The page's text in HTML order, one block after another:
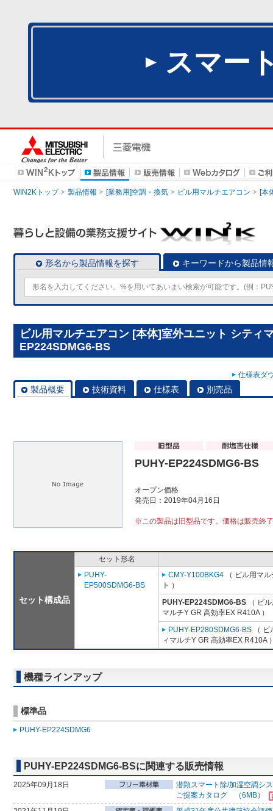
スマー
WIN2Kトップ 製品情報 [業務用]空調・換気 ビル用マルチエアコン [本
形名から製品情報を探す キーワードから製品情
ビル用マルチエアコン [本体]室外ユニット シティ
EP224SDMG6-BS
仕様表ダ
製品概要 技術資料 仕様表 別売品
PUHY-EP224SDMG6-BS
オープン価格
発売日：2019年04月16日
※この製品は旧型品です。価格は販売終
セット構成品
セット形名
PUHY-
EP500SDMG6-BS
CMY-Y100BKG4 （ ビル用マ
ト ）
PUHY-EP224SDMG6-BS （ ビ
マルチY GR 高効率EX R410A ）
PUHY-EP280SDMG6-BS （
ィマルチY GR 高効率EX R410A
機種ラインアップ
標準品
PUHY-EP224SDMG6
PUHY-EP224SDMG6-BSに関連する販売情報
2025年09月18日
潜顕スマート除/加湿空調シ
ご提案カタログ （6MB）